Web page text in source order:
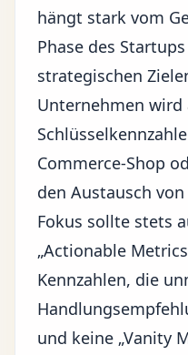
hängt stark vom
Phase des
strategischen
Unternehmen wird
Commerce-Shop
den Austausch
Fokus sollte stets
„Actionable
Kennzahlen, die
und keine „Vanity